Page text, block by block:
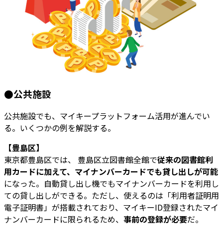
●公共施設
公共施設でも、マイキープラットフォーム活用が進んでい
る。いくつかの例を解説する。
【豊島区】
東京都豊島区では、 豊島区立図書館全館で従来の図書館利
用カードに加えて、マイナンバーカードでも貸し出しが可能
になった。自動貸し出し機でもマイナンバーカードを利用し
ての貸し出しができる。ただし、使えるのは「利用者証明用
電子証明書」が搭載されており、マイキーID登録されたマイ
ナンバーカードに限られるため、 事前の登録が必要だ。